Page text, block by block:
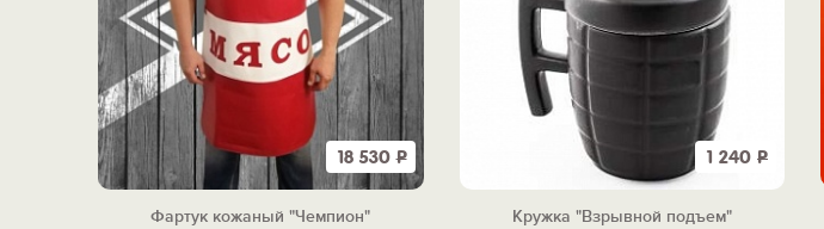
18 530Р
Фартук кожаный "Чемпион"
1 240 Р
Кружка "Взрывной подъем"